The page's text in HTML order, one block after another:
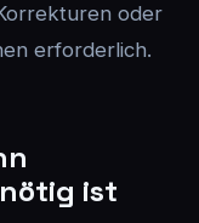
oder
erforderlich.
ist